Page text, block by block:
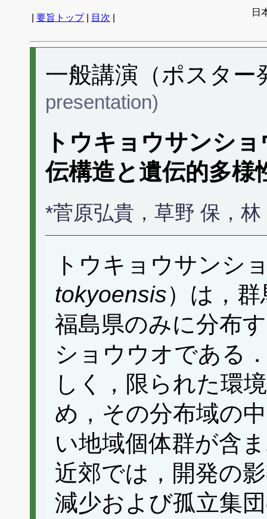
要旨トップ| 目次
日
一般講演（ポスタ
presentation)
トウキョウサンシ
伝構造と遺伝的多様
*菅原弘貴，草野 保，
トウキョウサンシ
tokyoensis）は，
福島県のみに分布
ショウウオである
しく，限られた環
め，その分布域の
い地域個体群が含
近郊では，開発の
減少および孤立集